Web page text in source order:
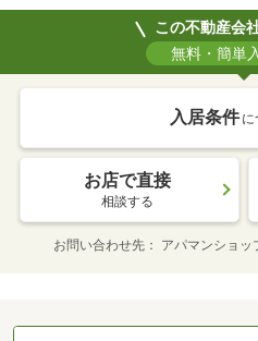
この不動産会
無料・簡単
入居条件 に
お店で直接
相談する
お問い合わせ先 アパマンショッ